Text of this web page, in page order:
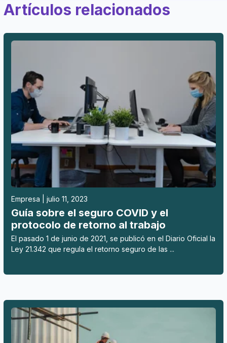
Artículos relacionados
Empresa | julio 11, 2023
Guía sobre el seguro COVID y el
protocolo de retorno al trabajo
El pasado 1 de junio de 2021, se publicó en el Diario Oficial la
Ley 21.342 que regula el retorno seguro de las ...